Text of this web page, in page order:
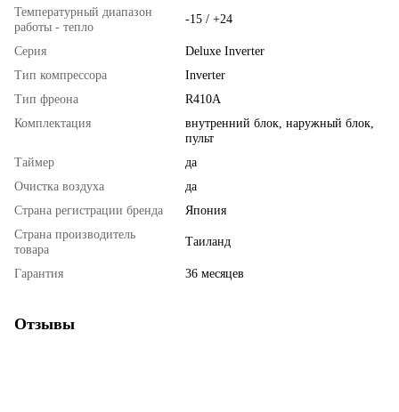
Температурный диапазон
работы - тепло
-15 / +24
Серия
Deluxe Inverter
Тип компрессора
Inverter
Тип фреона
R410A
Комплектация
внутренний блок, наружный блок,
пульт
Таймер
да
Очистка воздуха
да
Страна регистрации бренда
Япония
Страна производитель
товара
Таиланд
Гарантия 36 месяцев
Отзывы